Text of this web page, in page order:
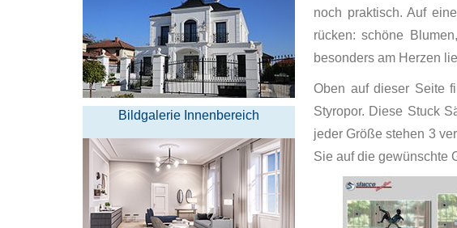
noch praktisch. Auf
rücken: schöne
besonders am Herzen
Oben auf dieser Seite
Styropor. Diese Stuck
jeder Größe stehen 3
Sie auf die gewünschte
Bildgalerie Innenbereich